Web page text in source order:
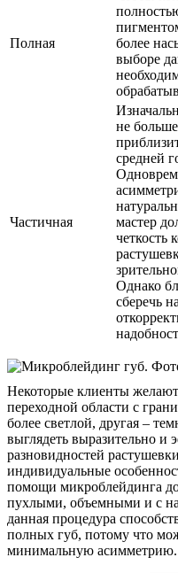
Полная
более
выборе
Частичная
не
средней
мастер
четкость
Однако
сберечь
Некоторые клиенты
переходной области с
более светлой, другая –
выглядеть выразительно
разновидностей
индивидуальные
помощи микроблейдинга
пухлыми, объемными и с
данная процедура
полных губ, потому что
минимальную асимметрию.